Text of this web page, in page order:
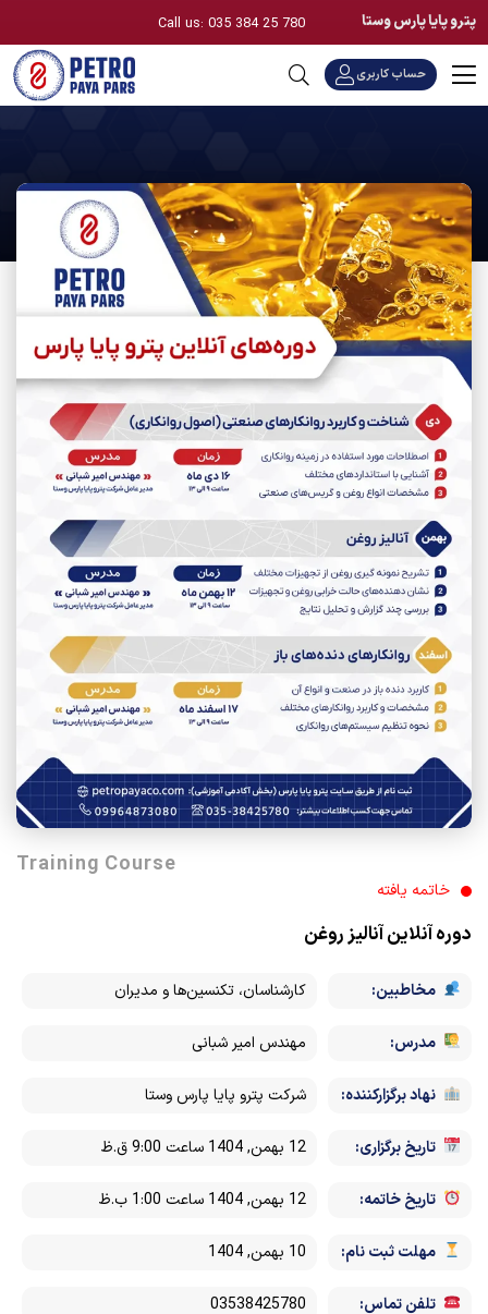
پترو پایا پارس وستا
حساب کاربری
Call us: 035 384 25 780
Training Course
خاتمه یافته
دوره آنلاین آنالیز روغن
مخاطبین: کارشناسان، تکنسین‌ها و مدیران
مدرس: مهندس امیر شبانی
نهاد برگزارکننده: شرکت پترو پایا پارس وستا
تاریخ برگزاری: 12 بهمن, 1404 ساعت 9:00 ق.ظ
تاریخ خاتمه: 12 بهمن, 1404 ساعت 1:00 ب.ظ
مهلت ثبت نام: 10 بهمن, 1404
تلفن تماس: 03538425780